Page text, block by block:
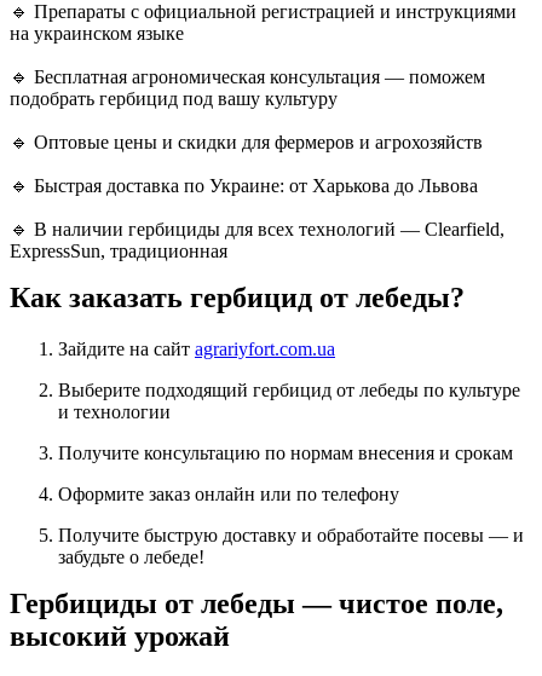
🔹 Препараты с официальной регистрацией и инструкциями
на украинском языке
🔹 Бесплатная агрономическая консультация — поможем
подобрать гербицид под вашу культуру
🔹 Оптовые цены и скидки для фермеров и агрохозяйств
🔹 Быстрая доставка по Украине: от Харькова до Львова
🔹 В наличии гербициды для всех технологий — Clearfield,
ExpressSun, традиционная
Как заказать гербицид от лебеды?
Зайдите на сайт agrariyfort.com.ua
Выберите подходящий гербицид от лебеды по культуре
и технологии
Получите консультацию по нормам внесения и срокам
Оформите заказ онлайн или по телефону
Получите быструю доставку и обработайте посевы — и
забудьте о лебеде!
Гербициды от лебеды — чистое поле,
высокий урожай